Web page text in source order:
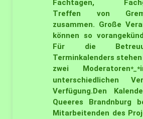
Fachtagen,
Treffen von
zusammen. Große
können so
Für die
Terminkalenders
zwei Moderatoren*_*
unterschiedlichen
Verfügung.Den
Queeres Brandnburg
Mitarbeitenden des